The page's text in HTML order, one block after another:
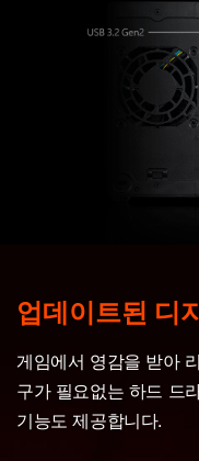
업데이트된 디
게임에서 영감을 받아
구가 필요없는 하드 드
기능도 제공합니다.